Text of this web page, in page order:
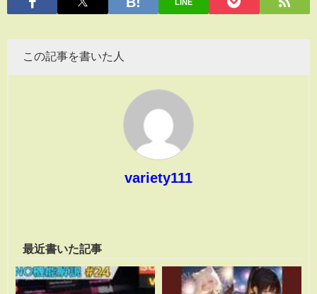
LINE
この記事を書いた人
variety111
最近書いた記事